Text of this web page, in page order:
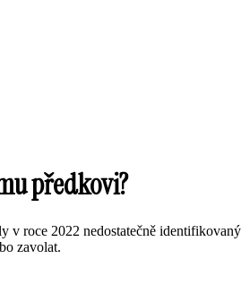
předkovi?
roce 2022 nedostatečně
zavolat.